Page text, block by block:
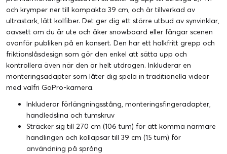
och krymper ner till kompakta 39 cm, och är tillverkad av
ultrastark, lätt kolfiber. Det ger dig ett större utbud av synvinklar,
oavsett om du är ute och åker snowboard eller fångar scenen
ovanför publiken på en konsert. Den har ett halkfritt grepp och
friktionslåsdesign som gör den enkel att sätta upp och
kontrollera även när den är helt utdragen. Inkluderar en
monteringsadapter som låter dig spela in traditionella videor
med valfri GoPro-kamera.
Inkluderar förlängningsstång, monteringsfingeradapter,
handledslina och tumskruv
Sträcker sig till 270 cm (106 tum) för att komma närmare
handlingen och kollapsar till 39 cm (15 tum) för
användning på språng